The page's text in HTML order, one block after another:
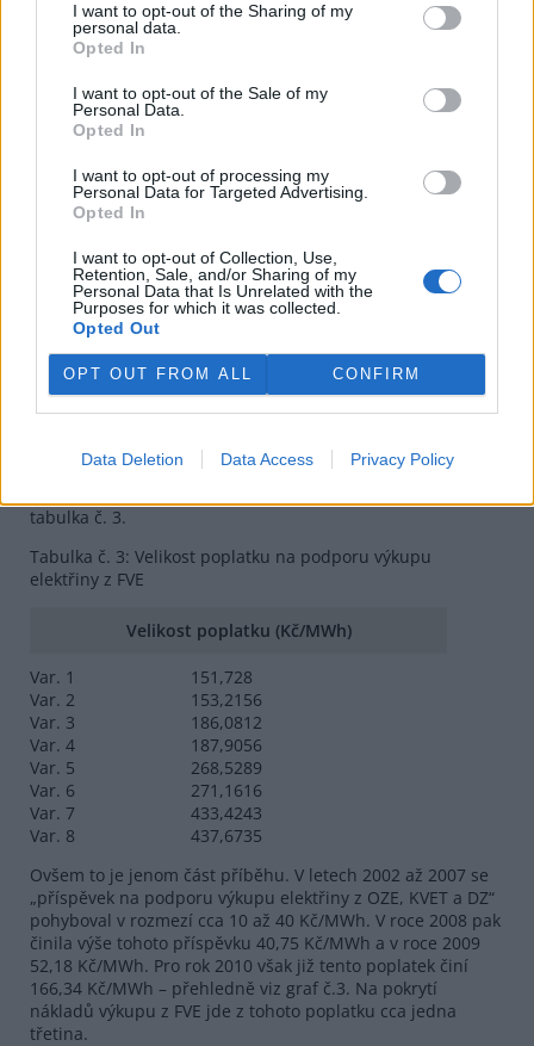
I want to opt-out of the Sharing of my
personal data.
Opted In
I want to opt-out of the Sale of my
Personal Data.
Opted In
I want to opt-out of processing my
Personal Data for Targeted Advertising.
Opted In
I want to opt-out of Collection, Use,
Retention, Sale, and/or Sharing of my
Personal Data that Is Unrelated with the
Purposes for which it was collected.
Opted Out
OPT OUT FROM ALL CONFIRM
Data Deletion Data Access Privacy Policy
Graf č. 2 Časový průběh přímých výkupu pro varianty 1 až 8
Licence | Některá práva vyhrazena Foto |Miroslav Zajíček
Z grafu je poměrně dobře vidět, jak rozdílné předpoklady
vyvolají rozdílné výsledky. Z dosavadních výpočtů je pak
možné odhadnout velikost části „příspěvku na podporu
výkupu elektřiny z OZE, KVET a DZ“, která připadne na
fotovoltaiku. K tomu je zapotřebí odhadnout velikost
spotřeby elektřiny pro rok 2011. Pokud bychom
2011 bude činit 57 867 GWh, pak zmíněná část poplatku
odpovídající jednotlivým variantám by se podle varianty
tabulka č. 3.
Tabulka č. 3: Velikost poplatku na podporu výkupu
elektřiny z FVE
Velikost poplatku (Kč/MWh)
Var. 1
151,728
Var. 2
153,2156
Var. 3
186,0812
Var. 4
187,9056
Var. 5
268,5289
Var. 6
271,1616
Var. 7
433,4243
Var. 8
437,6735
Ovšem to je jenom část příběhu. V letech 2002 až 2007 se
„příspěvek na podporu výkupu elektřiny z OZE, KVET a DZ“
pohyboval v rozmezí cca 10 až 40 Kč/MWh. V roce 2008 pak
činila výše tohoto příspěvku 40,75 Kč/MWh a v roce 2009
52,18 Kč/MWh. Pro rok 2010 však již tento poplatek činí
166,34 Kč/MWh – přehledně viz graf č.3. Na pokrytí
nákladů výkupu z FVE jde z tohoto poplatku cca jedna
třetina.